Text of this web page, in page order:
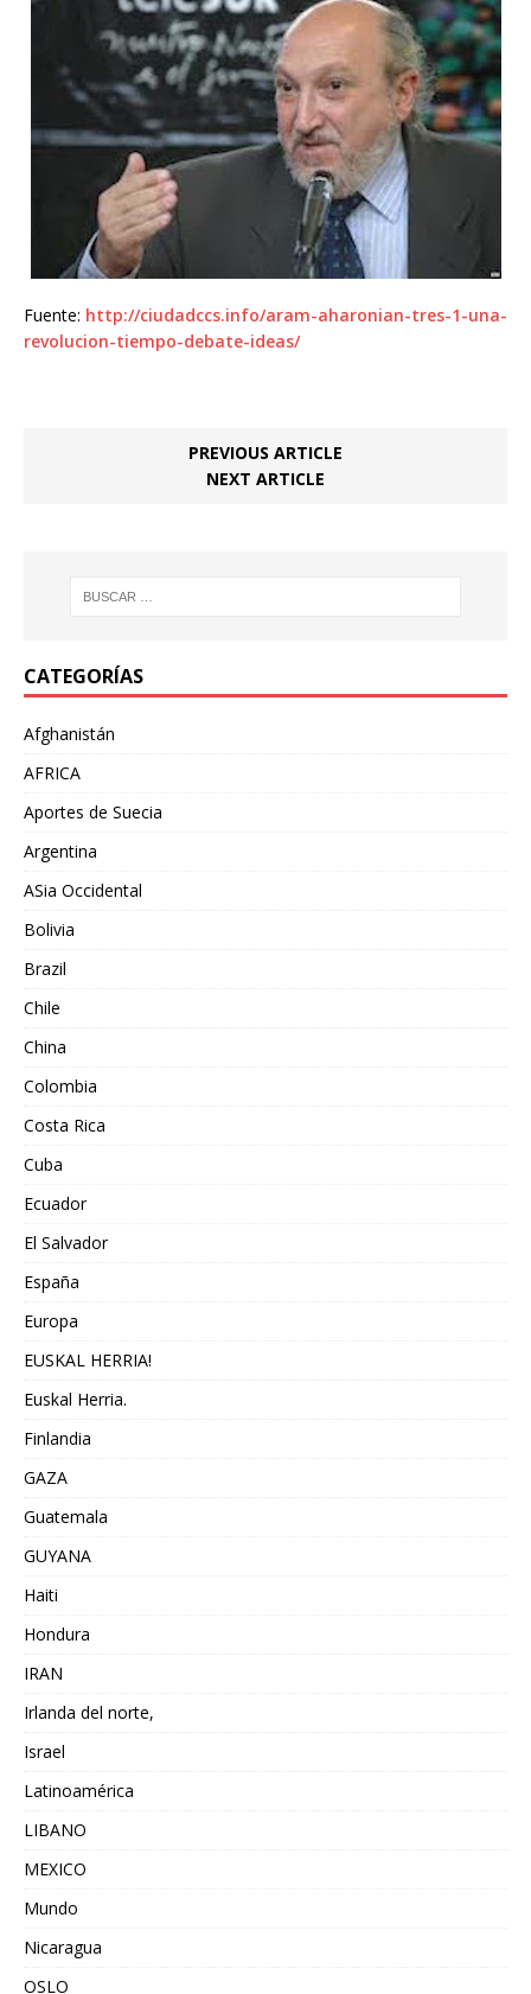
Fuente: http://ciudadccs.info/aram-aharonian-tres-1-una-
revolucion-tiempo-debate-ideas/
PREVIOUS ARTICLE
NEXT ARTICLE
CATEGORÍAS
Afghanistán
AFRICA
Aportes de Suecia
Argentina
ASia Occidental
Bolivia
Brazil
Chile
China
Colombia
Costa Rica
Cuba
Ecuador
El Salvador
España
Europa
EUSKAL HERRIA!
Euskal Herria.
Finlandia
GAZA
Guatemala
GUYANA
Haiti
Hondura
IRAN
Irlanda del norte,
Israel
Latinoamérica
LIBANO
MEXICO
Mundo
Nicaragua
OSLO